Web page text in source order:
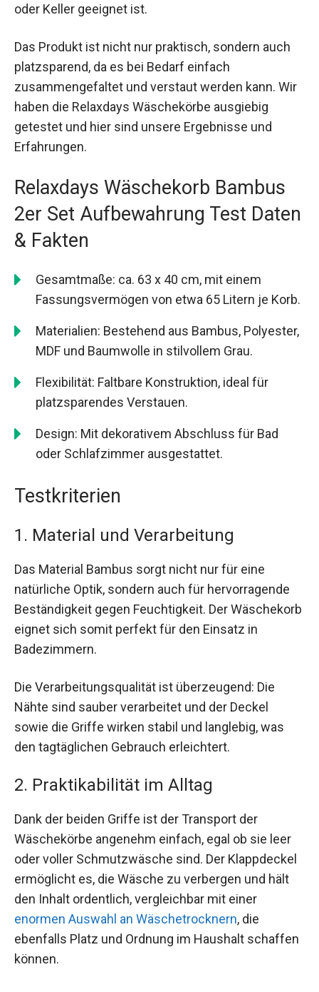
oder Keller geeignet ist.
Das Produkt ist nicht nur praktisch, sondern auch
platzsparend, da es bei Bedarf einfach
zusammengefaltet und verstaut werden kann. Wir
haben die Relaxdays Wäschekörbe ausgiebig
getestet und hier sind unsere Ergebnisse und
Erfahrungen.
Relaxdays Wäschekorb Bambus
2er Set Aufbewahrung Test Daten
& Fakten
Gesamtmaße: ca. 63 x 40 cm, mit einem
Fassungsvermögen von etwa 65 Litern je Korb.
Materialien: Bestehend aus Bambus, Polyester,
MDF und Baumwolle in stilvollem Grau.
Flexibilität: Faltbare Konstruktion, ideal für
platzsparendes Verstauen.
Design: Mit dekorativem Abschluss für Bad
oder Schlafzimmer ausgestattet.
Testkriterien
1. Material und Verarbeitung
Das Material Bambus sorgt nicht nur für eine
natürliche Optik, sondern auch für hervorragende
Beständigkeit gegen Feuchtigkeit. Der Wäschekorb
eignet sich somit perfekt für den Einsatz in
Badezimmern.
Die Verarbeitungsqualität ist überzeugend: Die
Nähte sind sauber verarbeitet und der Deckel
sowie die Griffe wirken stabil und langlebig, was
den tagtäglichen Gebrauch erleichtert.
2. Praktikabilität im Alltag
Dank der beiden Griffe ist der Transport der
Wäschekörbe angenehm einfach, egal ob sie leer
oder voller Schmutzwäsche sind. Der Klappdeckel
ermöglicht es, die Wäsche zu verbergen und hält
den Inhalt ordentlich, vergleichbar mit einer
enormen Auswahl an Wäschetrocknern, die
ebenfalls Platz und Ordnung im Haushalt schaffen
können.